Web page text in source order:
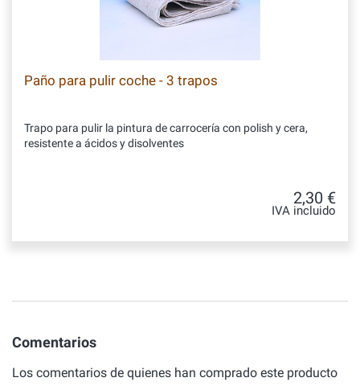
Paño para pulir coche - 3 trapos
Trapo para pulir la pintura de carrocería con polish y cera,
resistente a ácidos y disolventes
2,30 €
IVA incluido
Comentarios
Los comentarios de quienes han comprado este producto